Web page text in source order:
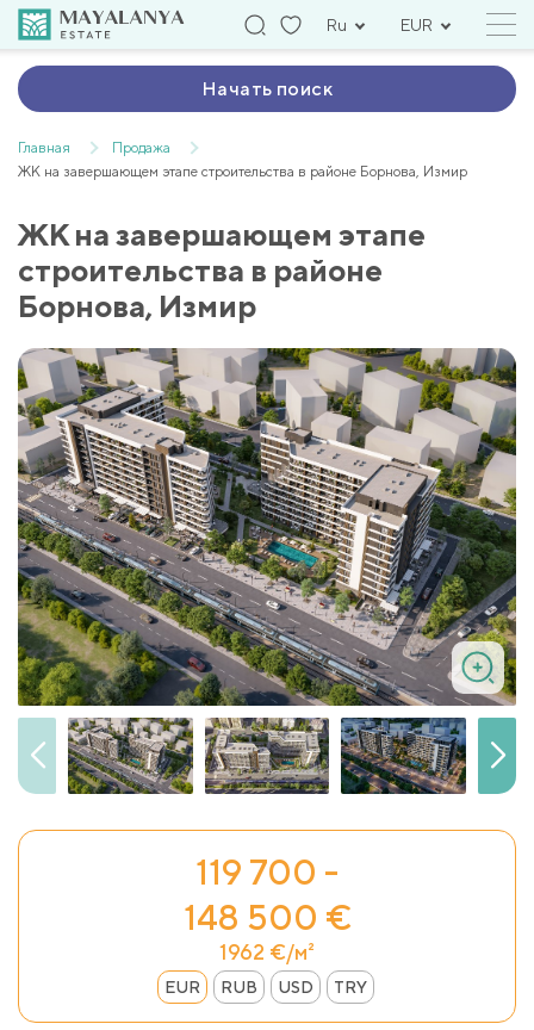
Ru EUR
Начать поиск
Главная
Продажа
ЖК на завершающем этапе строительства в районе Борнова, Измир
ЖК на завершающем этапе
строительства в районе
Борнова, Измир
119 700 -
148 500 €
1962 €/м²
EUR RUB USD TRY